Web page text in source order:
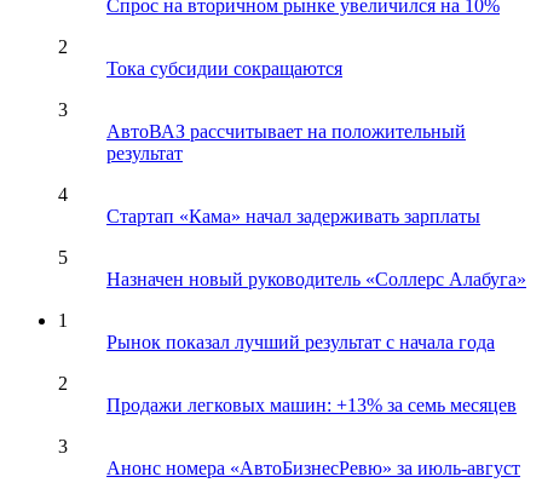
Спрос на вторичном рынке увеличился на 10%
2
Тока субсидии сокращаются
3
АвтоВАЗ рассчитывает на положительный
результат
4
Стартап «Кама» начал задерживать зарплаты
5
Назначен новый руководитель «Соллерс Алабуга»
1
Рынок показал лучший результат с начала года
2
Продажи легковых машин: +13% за семь месяцев
3
Анонс номера «АвтоБизнесРевю» за июль-август